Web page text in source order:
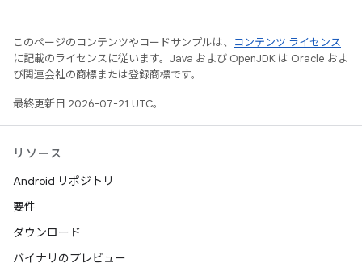
このページのコンテンツやコードサンプルは、
コンテンツ ライセンス
に記載のライセンスに従います。Java および OpenJDK は Oracle およ
び関連会社の商標または登録商標です。
最終更新日 2026-07-21 UTC。
リソース
Android リポジトリ
要件
ダウンロード
バイナリのプレビュー